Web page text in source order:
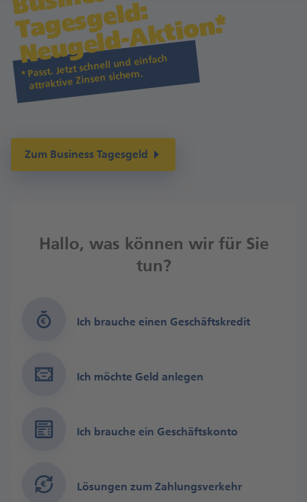
a
g
d:
n.
Passt. Jetzt schnell und einfach
attraktive Zinsen sichern.
Zum Business Tagesgeld
Hallo, was können wir für Sie
tun?
Ich brauche einen Ge­schäfts­kredit
Ich möchte Geld anlegen
Ich brauche ein Geschäfts­konto
Lösungen zum Zahlungs­verkehr